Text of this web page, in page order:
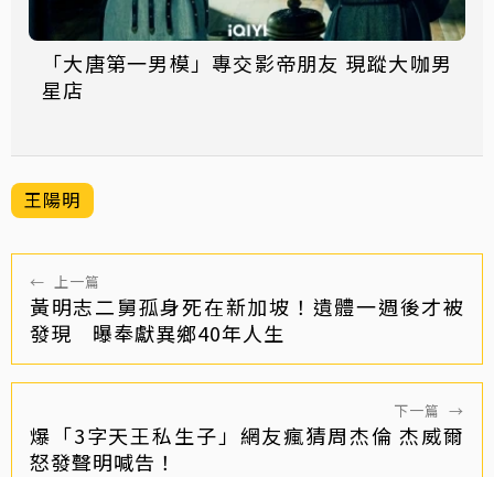
「大唐第一男模」專交影帝朋友 現蹤大咖男
星店
王陽明
← 上一篇
黃明志二舅孤身死在新加坡！遺體一週後才被
發現 曝奉獻異鄉40年人生
下一篇 →
爆「3字天王私生子」網友瘋猜周杰倫 杰威爾
怒發聲明喊告！